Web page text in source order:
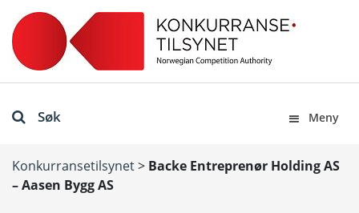
Søk Meny
Konkurransetilsynet> Backe Entreprenør Holding AS
– Aasen Bygg AS